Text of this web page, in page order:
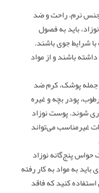
جنس نرم، راحت و ضد
باید به فصول
شرایط جوی باشند.
باشند و از مواد
جمله پوشک، کرم ضد
پودر بچه و غیره
شوند. پوست نوزاد
غیرمناسب می‌تواند
حواس پنج‌گانه نوزاد
به مواد به کار رفته
کنید که فاقد